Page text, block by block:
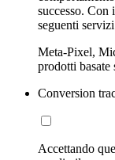
successo. Con
seguenti
Meta-Pixel,
prodotti
Conversion
Accettando